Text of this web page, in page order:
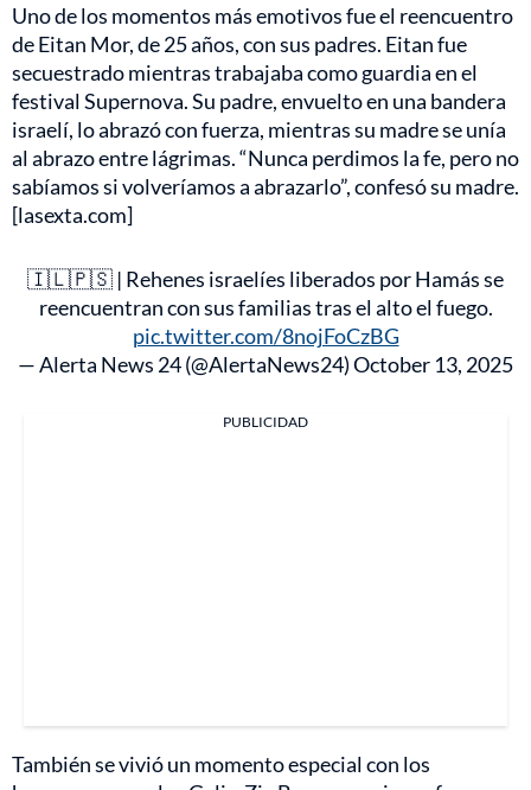
Uno de los momentos más emotivos fue el reencuentro
de Eitan Mor, de 25 años, con sus padres. Eitan fue
secuestrado mientras trabajaba como guardia en el
festival Supernova. Su padre, envuelto en una bandera
israelí, lo abrazó con fuerza, mientras su madre se unía
al abrazo entre lágrimas. “Nunca perdimos la fe, pero no
sabíamos si volveríamos a abrazarlo”, confesó su madre.
[lasexta.com]
🇮🇱🇵🇸 | Rehenes israelíes liberados por Hamás se
reencuentran con sus familias tras el alto el fuego.
pic.twitter.com/8nojFoCzBG
— Alerta News 24 (@AlertaNews24)October 13, 2025
PUBLICIDAD
También se vivió un momento especial con los